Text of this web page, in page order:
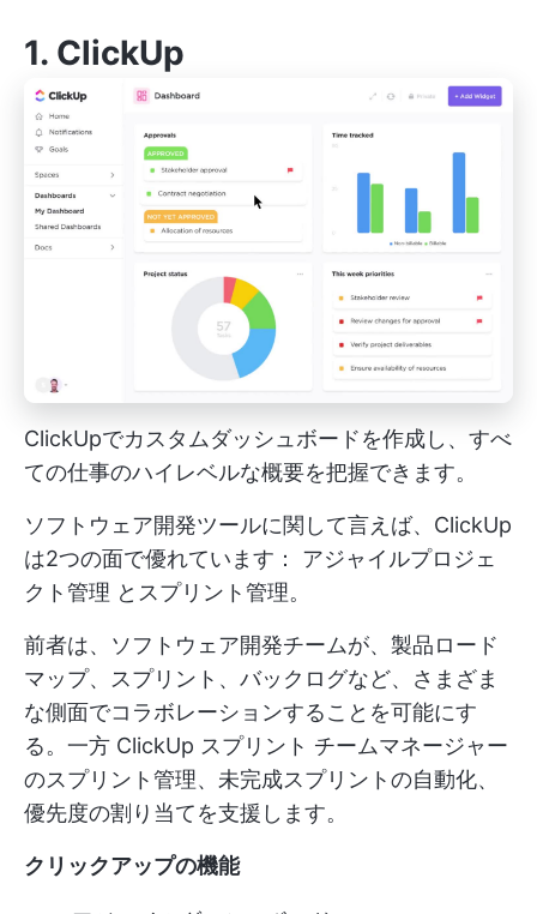
1. ClickUp
ClickUpでカスタムダッシュボードを作成し、すべ
ての仕事のハイレベルな概要を把握できます。
ソフトウェア開発ツールに関して言えば、ClickUp
は2つの面で優れています： アジャイルプロジェ
クト管理 とスプリント管理。
前者は、ソフトウェア開発チームが、製品ロード
マップ、スプリント、バックログなど、さまざま
な側面でコラボレーションすることを可能にす
る。一方 ClickUp スプリント チームマネージャー
のスプリント管理、未完成スプリントの自動化、
優先度の割り当てを支援します。
クリックアップの機能